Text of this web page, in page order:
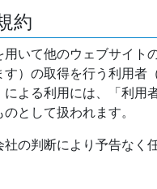
約
用いて他のウェブサイト
す）の取得を行う利用者
による利用には、「利用
として扱われます。
の判断により予告なく